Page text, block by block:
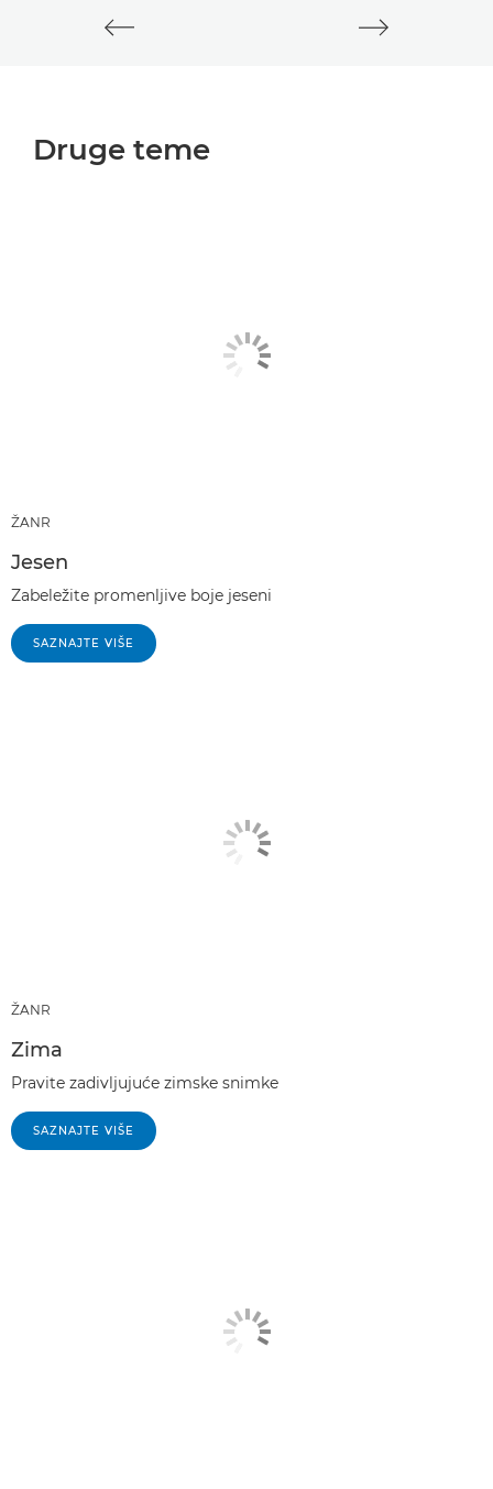
Druge teme
ŽANR
Jesen
Zabeležite promenljive boje jeseni
SAZNAJTE VIŠE
ŽANR
Zima
Pravite zadivljujuće zimske snimke
SAZNAJTE VIŠE